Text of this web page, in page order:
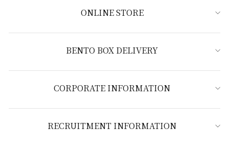
ONLINE STORE
BENTO BOX DELIVERY
CORPORATE INFORMATION
RECRUITMENT INFORMATION